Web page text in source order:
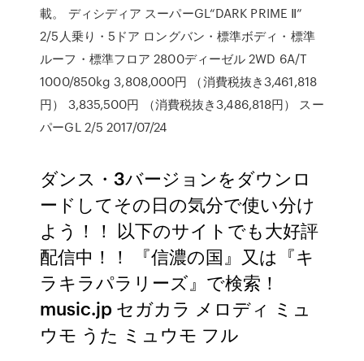
載。 ディシディア スーパーGL“DARK PRIME Ⅱ”
2/5人乗り・5ドア ロングバン・標準ボディ・標準
ルーフ・標準フロア 2800ディーゼル 2WD 6A/T
1000/850kg 3,808,000円 （消費税抜き3,461,818
円） 3,835,500円 （消費税抜き3,486,818円） スー
パーGL 2/5 2017/07/24
ダンス・3バージョンをダウンロ
ードしてその日の気分で使い分け
よう！！ 以下のサイトでも大好評
配信中！！ 『信濃の国』又は『キ
ラキラパラリーズ』で検索！
music.jp セガカラ メロディ ミュ
ウモ うた ミュウモ フル